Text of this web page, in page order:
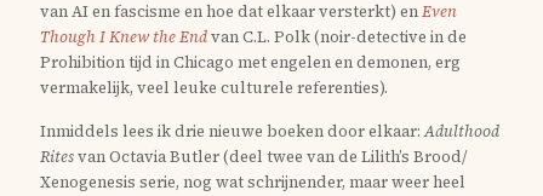
van AI en fascisme en hoe dat elkaar versterkt) enEven
Though I Knew the Endvan C.L. Polk (noir-detective in de
Prohibition tijd in Chicago met engelen en demonen, erg
vermakelijk, veel leuke culturele referenties).
Inmiddels lees ik drie nieuwe boeken door elkaar:Adulthood
Ritesvan Octavia Butler (deel twee van de Lilith’s Brood/
Xenogenesis serie, nog wat schrijnender, maar weer heel